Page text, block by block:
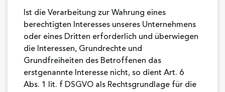
Ist die Verarbeitung zur Wahrung eines
berechtigten Interesses unseres Unternehmens
oder eines Dritten erforderlich und überwiegen
die Interessen, Grundrechte und
Grundfreiheiten des Betroffenen das
erstgenannte Interesse nicht, so dient Art. 6
Abs. 1 lit. f DSGVO als Rechtsgrundlage für die